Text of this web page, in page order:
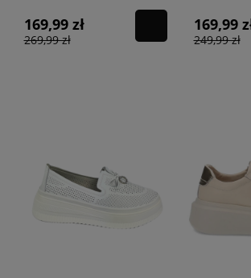
169,99 zł
269,99 zł
169,99
249,99 zł